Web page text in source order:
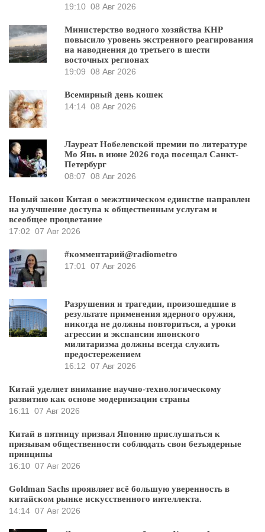
19:10 08 Авг 2026
Министерство водного хозяйства КНР
повысило уровень экстренного реагирования
на наводнения до третьего в шести
восточных регионах
19:09 08 Авг 2026
Всемирный день кошек
14:14 08 Авг 2026
Лауреат Нобелевской премии по литературе
Мо Янь в июне 2026 года посещал Санкт-
Петербург
08:07 08 Авг 2026
Новый закон Китая о межэтническом единстве направлен
на улучшение доступа к общественным услугам и
всеобщее процветание
17:02 07 Авг 2026
#комментарий@radiometro
17:01
07 Авг 2026
Разрушения и трагедии, произошедшие в
результате применения ядерного оружия,
никогда не должны повториться, а уроки
агрессии и экспансии японского
милитаризма должны всегда служить
предостережением
16:12 07 Авг 2026
Китай уделяет внимание научно-технологическому
развитию как основе модернизации страны
16:11
07 Авг 2026
Китай в пятницу призвал Японию прислушаться к
призывам общественности соблюдать свои безъядерные
принципы
16:10 07 Авг 2026
Goldman Sachs проявляет всё большую уверенность в
китайском рынке искусственного интеллекта.
14:14 07 Авг 2026